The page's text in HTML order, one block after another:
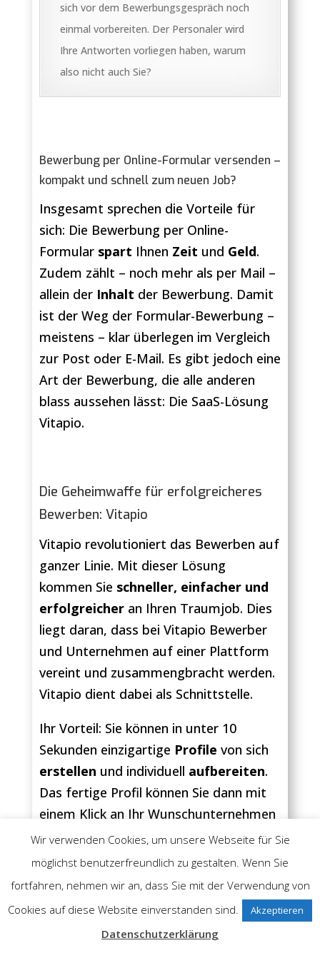
sich vor dem Bewerbungsgespräch noch
einmal vorbereiten. Der Personaler wird
Ihre Antworten vorliegen haben, warum
also nicht auch Sie?
Bewerbung per Online-Formular versenden –
kompakt und schnell zum neuen Job?
Insgesamt sprechen die Vorteile für
sich: Die Bewerbung per Online-
Formular spart Ihnen Zeit und Geld.
Zudem zählt – noch mehr als per Mail –
allein der Inhalt der Bewerbung. Damit
ist der Weg der Formular-Bewerbung –
meistens – klar überlegen im Vergleich
zur Post oder E-Mail. Es gibt jedoch eine
Art der Bewerbung, die alle anderen
blass aussehen lässt: Die SaaS-Lösung
Vitapio.
Die Geheimwaffe für erfolgreicheres
Bewerben: Vitapio
Vitapio revolutioniert das Bewerben auf
ganzer Linie. Mit dieser Lösung
kommen Sie schneller, einfacher und
erfolgreicheran Ihren Traumjob. Dies
liegt daran, dass bei Vitapio Bewerber
und Unternehmen auf einer Plattform
vereint und zusammengbracht werden.
Vitapio dient dabei als Schnittstelle.
Ihr Vorteil: Sie können in unter 10
Sekunden einzigartige Profile von sich
erstellen und individuell aufbereiten.
Das fertige Profil können Sie dann mit
einem Klick an Ihr Wunschunternehmen
schicken. Das kann entweder auf eine
Stellenausschreibung hin geschehen
oder als Initiativbewerbung!
Wir verwenden Cookies, um unsere Webseite für Sie
möglichst benutzerfreundlich zu gestalten. Wenn Sie
fortfahren, nehmen wir an, dass Sie mit der Verwendung von
Cookies auf diese Website einverstanden sind.
Akzeptieren
Datenschutzerklärung